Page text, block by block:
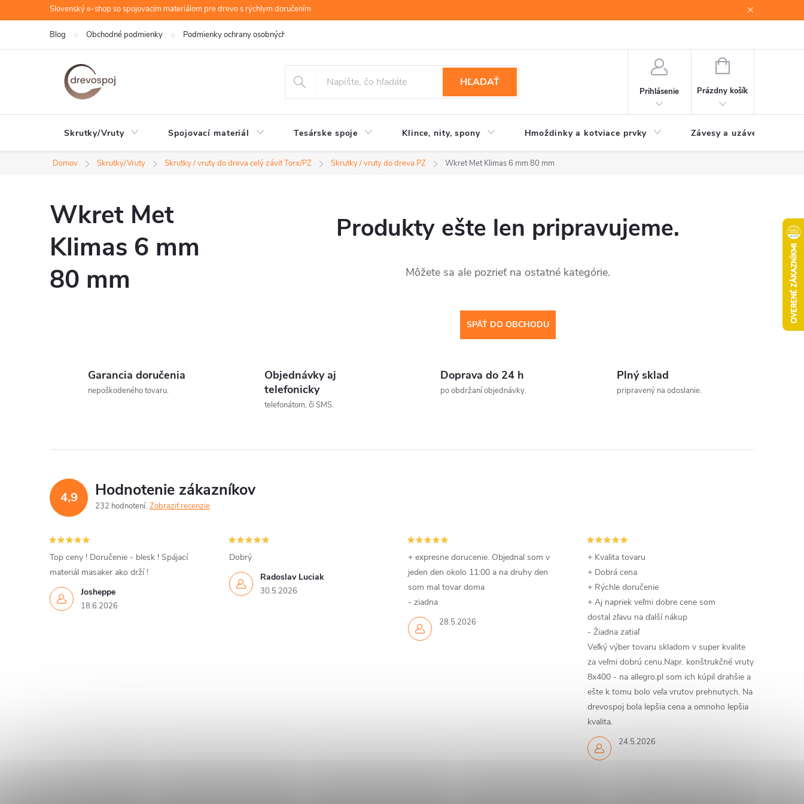
na
Slovenský e-shop so spojovacím materiálom pre drevo s rýchlym doručením
Blog Obchodné podmienky Podmienky ochrany osobných údajov
HĽADAŤ
Prihlásenie
NÁKUPNÝ
Prázdny košík
Skrutky/Vruty Spojovací materiál Tesárske spoje Klince, nity, spony Hmoždinky a kotviace prvky Závesy a uzávery brán
Domov Skrutky/Vruty Skrutky / vruty do dreva celý závit Torx/PZ Skrutky / vruty do dreva PZ Wkret Met Klimas 6 mm 80 mm
Wkret Met
Klimas 6 mm
80 mm
Produkty ešte len pripravujeme.
Môžete sa ale pozrieť na ostatné kategórie.
SPÄŤ DO OBCHODU
Garancia doručenia
nepoškodeného tovaru.
Objednávky aj
telefonicky
telefonátom, či SMS.
Doprava do 24 h
po obdržaní objednávky.
Plný sklad
pripravený na odoslanie.
4,9 Hodnotenie zákazníkov
232 hodnotení Zobraziť recenzie
Josheppe
18.6.2026
Top ceny ! Doručenie - blesk ! Spájací
materiál masaker ako drží !
Radoslav Luciak
30.5.2026
Dobrý
28.5.2026
+ expresne dorucenie. Objednal som v
jeden den okolo 11:00 a na druhy den
som mal tovar doma
- ziadna
24.5.2026
+ Kvalita tovaru
+ Dobrá cena
+ Rýchle doručenie
+ Aj napriek veľmi dobre cene som
dostal zľavu na ďalší nákup
- Žiadna zatiaľ
Veľký výber tovaru skladom v super kvalite
za veľmi dobrú cenu.Napr. konštrukčné vruty
8x400 - na allegro.pl som ich kúpil drahšie a
ešte k tomu bolo veľa vrutov prehnutych. Na
drevospoj bola lepšia cena a omnoho lepšia
kvalita.